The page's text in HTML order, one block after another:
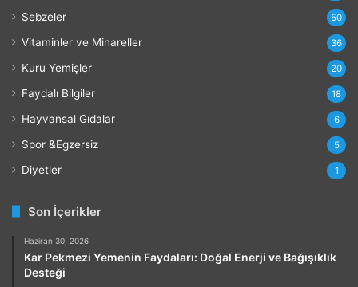
Sebzeler 50
Vitaminler ve Minareller 36
Kuru Yemişler 20
Faydalı Bilgiler 18
Hayvansal Gıdalar 6
Spor &Egzersiz 5
Diyetler 1
Son İçerikler
Haziran 30, 2026
Kar Pekmezi Yemenin Faydaları: Doğal Enerji ve Bağışıklık
Desteği